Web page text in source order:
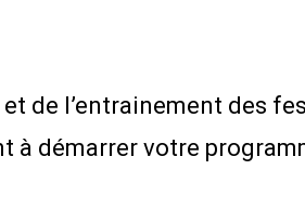
de l’entrainement des
à démarrer votre